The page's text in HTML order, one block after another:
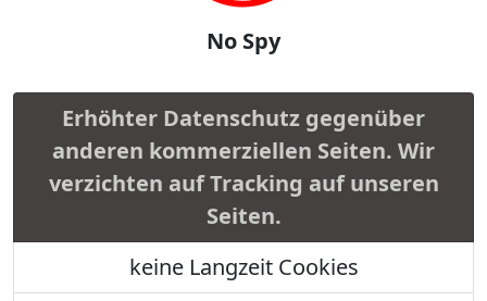
No Spy
Erhöhter Datenschutz gegenüber
anderen kommerziellen Seiten. Wir
verzichten auf Tracking auf unseren
Seiten.
keine Langzeit Cookies